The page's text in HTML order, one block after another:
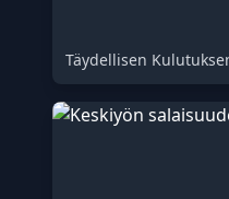
Täydellisen